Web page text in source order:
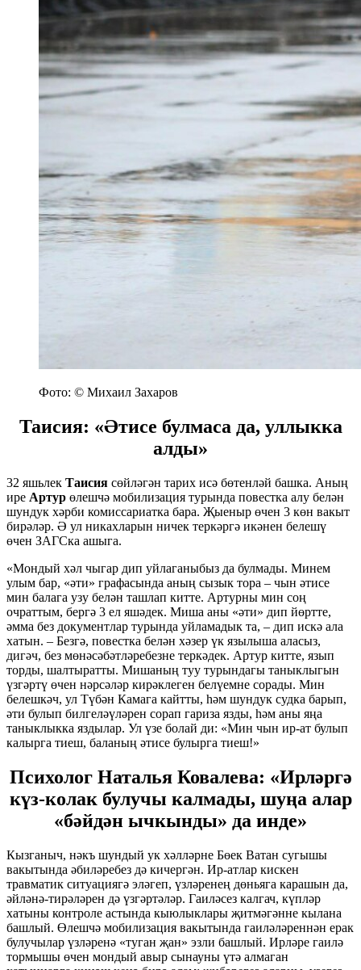
Фото: © Михаил Захаров
Таисия: «Әтисе булмаса да, уллыкка
алды»
32 яшьлек Таисия сөйләгән тарих исә бөтенләй башка. Аның
ире Артур өлешчә мобилизация турында повестка алу белән
шундук хәрби комиссариатка бара. Җыеныр өчен 3 көн вакыт
бирәләр. Ә ул никахларын ничек теркәргә икәнен белешү
өчен ЗАГСка ашыга.
«Мондый хәл чыгар дип уйлаганыбыз да булмады. Минем
улым бар, «әти» графасында аның сызык тора – чын әтисе
мин балага узу белән ташлап китте. Артурны мин соң
очраттым, бергә 3 ел яшәдек. Миша аны «әти» дип йөртте,
әмма без документлар турында уйламадык та, – дип искә ала
хатын. – Безгә, повестка белән хәзер үк язылыша аласыз,
дигәч, без мөнәсәбәтләребезне теркәдек. Артур китте, язып
торды, шалтыратты. Мишаның туу турындагы таныклыгын
үзгәртү өчен нәрсәләр кирәклеген белүемне сорады. Мин
белешкәч, ул Түбән Камага кайтты, һәм шундук судка барып,
әти булып билгеләүләрен сорап гариза язды, һәм аны яңа
таныклыкка яздылар. Ул үзе болай ди: «Мин чын ир-ат булып
калырга тиеш, баланың әтисе булырга тиеш!»
Психолог Наталья Ковалева: «Ирләргә
күз-колак булучы калмады, шуңа алар
«бәйдән ычкынды» да инде»
Кызганыч, нәкъ шундый ук хәлләрне Бөек Ватан сугышы
вакытында әбиләребез дә кичергән. Ир-атлар кискен
травматик ситуациягә эләгеп, үзләренең дөньяга карашын да,
әйләнә-тирәләрен дә үзгәртәләр. Гаиләсез калгач, күпләр
хатыны контроле астында кыюлыклары җитмәгәнне кылана
башлый. Өлешчә мобилизация вакытында гаиләләреннән ерак
булучылар үзләренә «туган җан» эзли башлый. Ирләре гаилә
тормышы өчен мондый авыр сынауны үтә алмаган